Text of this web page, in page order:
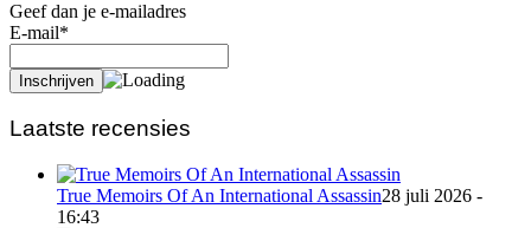
Geef dan je e-mailadres
E-mail*
Laatste recensies
True Memoirs Of An International Assassin28 juli 2026 -
16:43